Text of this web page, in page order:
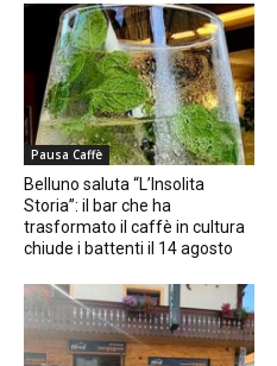
Pausa Caffè
Belluno saluta “L’Insolita
Storia”: il bar che ha
trasformato il caffè in cultura
chiude i battenti il 14 agosto